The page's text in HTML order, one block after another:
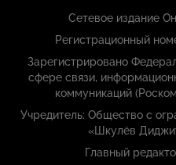
Сетевое издание
Регистрационный
Зарегистрировано
сфере связи,
коммуникаций
Учредитель: Общество с
«Шкулёв
Главный